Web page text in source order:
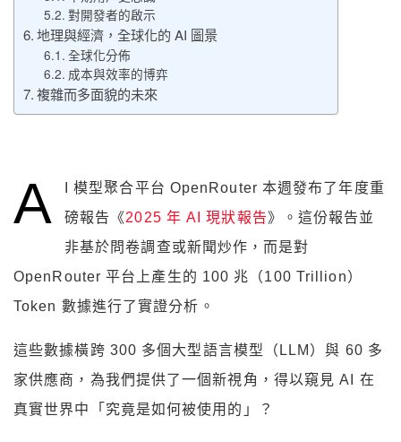
對開發者的啟示
地理與經濟，全球化的 AI 圖景
全球化分佈
成本與效率的博弈
複雜而多面貌的未來
A
I 模型聚合平台 OpenRouter 本週發布了年度重
磅報告《2025 年 AI 現狀報告》。這份報告並
非基於問卷調查或新聞炒作，而是對
OpenRouter 平台上產生的 100 兆（100 Trillion）
Token 數據進行了實證分析。
這些數據橫跨 300 多個大型語言模型（LLM）與 60 多
家供應商，為我們提供了一個新視角，得以窺見 AI 在
真實世界中「究竟是如何被使用的」？